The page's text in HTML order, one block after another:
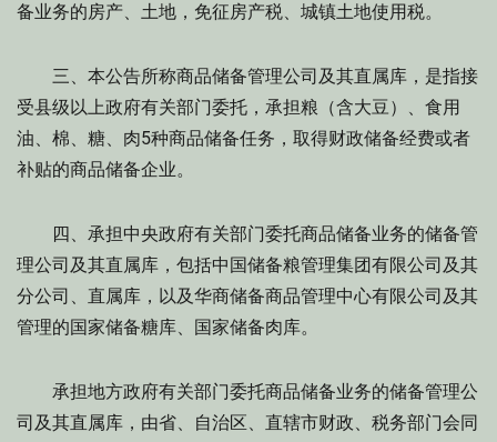
备业务的房产、土地，免征房产税、城镇土地使用税。
三、本公告所称商品储备管理公司及其直属库，是指接
受县级以上政府有关部门委托，承担粮（含大豆）、食用
油、棉、糖、肉5种商品储备任务，取得财政储备经费或者
补贴的商品储备企业。
四、承担中央政府有关部门委托商品储备业务的储备管
理公司及其直属库，包括中国储备粮管理集团有限公司及其
分公司、直属库，以及华商储备商品管理中心有限公司及其
管理的国家储备糖库、国家储备肉库。
承担地方政府有关部门委托商品储备业务的储备管理公
司及其直属库，由省、自治区、直辖市财政、税务部门会同